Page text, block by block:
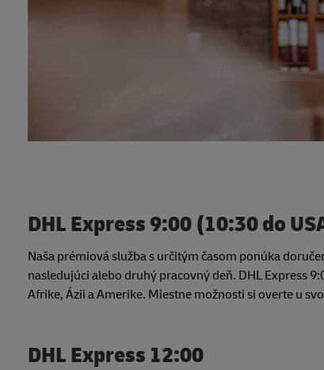
DHL Express 9:00 (10:30 do
Naša prémiová služba s určitým časom ponúka
nasledujúci alebo druhý pracovný deň. DHL Express
Afrike, Ázii a Amerike. Miestne možnosti si overte u
DHL Express 12:00